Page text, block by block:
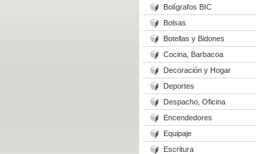
Bolígrafos BIC
Bolsas
Botellas y Bidones
Cocina, Barbacoa
Decoración y Hogar
Deportes
Despacho, Oficina
Encendedores
Equipaje
Escritura